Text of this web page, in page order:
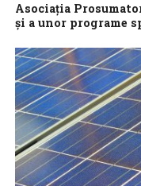
Asociaţia
şi a unor programe
Asociaţia
Administraţia Fondului
sesiuni Casa Verde